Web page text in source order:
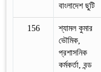
বাংলাদেশ ছুটি
156
শ্যামল কুমার
ভৌমিক,
প্রশাসনিক
কর্মকর্তা, বন্ড